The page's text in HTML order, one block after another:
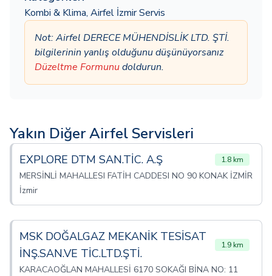
Kombi & Klima, Airfel İzmir Servis
Not: Airfel DERECE MÜHENDİSLİK LTD. ŞTİ.
bilgilerinin yanlış olduğunu düşünüyorsanız
Düzeltme Formunudoldurun.
Yakın Diğer Airfel Servisleri
EXPLORE DTM SAN.TİC. A.Ş 1.8 km
MERSİNLİ MAHALLESI FATİH CADDESI NO 90 KONAK İZMİR
İzmir
MSK DOĞALGAZ MEKANİK TESİSAT
İNŞ.SAN.VE TİC.LTD.ŞTİ.
1.9 km
KARACAOĞLAN MAHALLESİ 6170 SOKAĞI BİNA NO: 11